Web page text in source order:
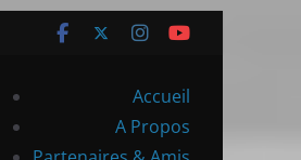
Accueil
A Propos